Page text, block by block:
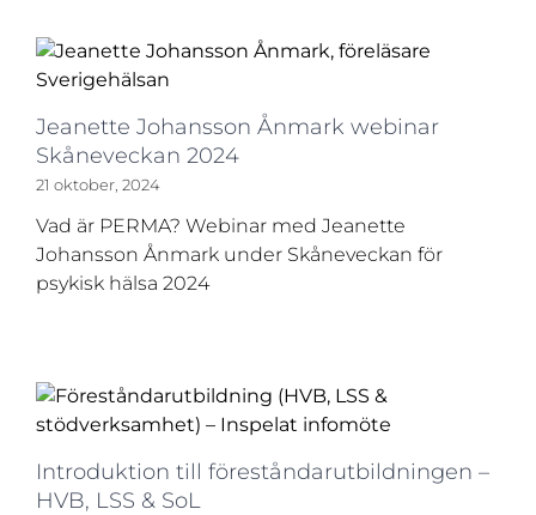
Jeanette Johansson Ånmark webinar
Skåneveckan 2024
21 oktober, 2024
Vad är PERMA? Webinar med Jeanette
Johansson Ånmark under Skåneveckan för
psykisk hälsa 2024
Introduktion till föreståndarutbildningen –
HVB, LSS & SoL